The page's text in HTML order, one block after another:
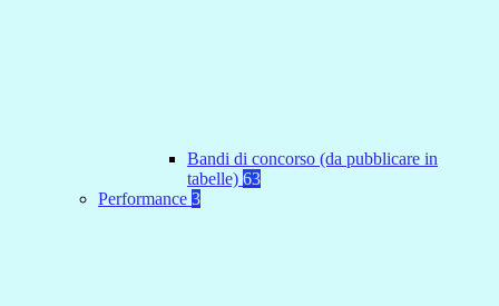
Bandi di concorso (da pubblicare in
tabelle) 63
Performance 3